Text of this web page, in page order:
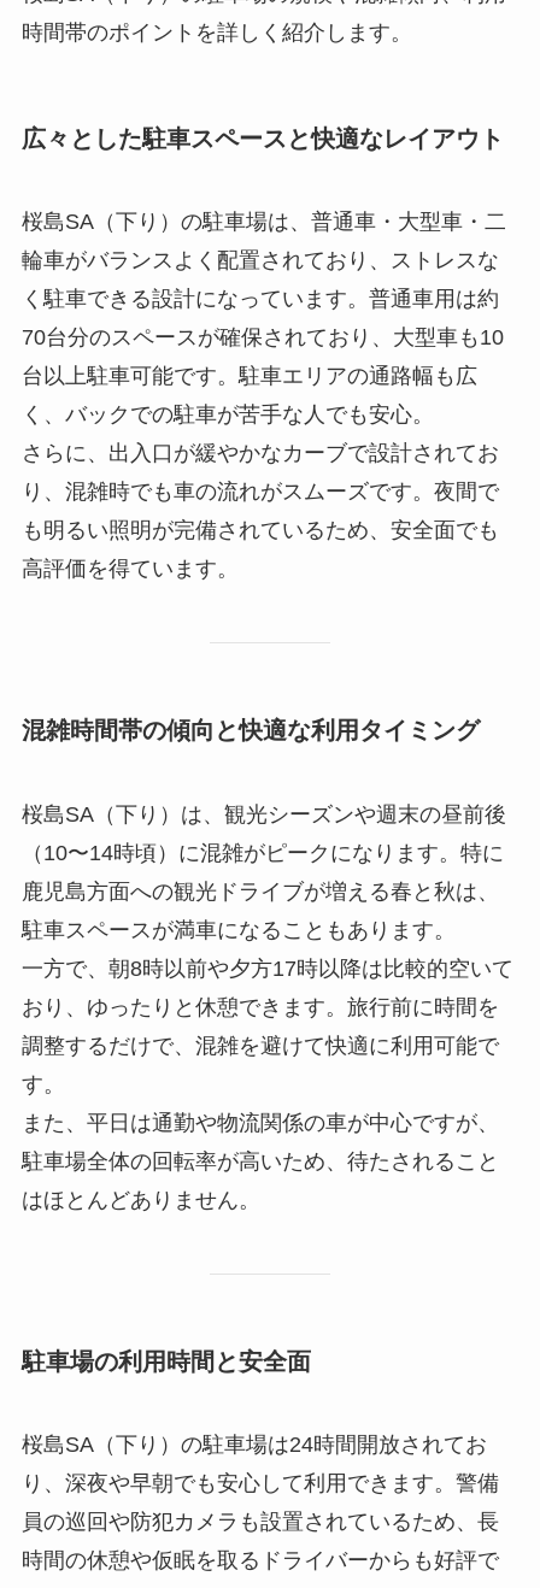
時間帯のポイントを詳しく紹介します。
広々とした駐車スペースと快適なレイアウト
桜島SA（下り）の駐車場は、普通車・大型車・二
輪車がバランスよく配置されており、ストレスな
く駐車できる設計になっています。普通車用は約
70台分のスペースが確保されており、大型車も10
台以上駐車可能です。駐車エリアの通路幅も広
く、バックでの駐車が苦手な人でも安心。
さらに、出入口が緩やかなカーブで設計されてお
り、混雑時でも車の流れがスムーズです。夜間で
も明るい照明が完備されているため、安全面でも
高評価を得ています。
混雑時間帯の傾向と快適な利用タイミング
桜島SA（下り）は、観光シーズンや週末の昼前後
（10〜14時頃）に混雑がピークになります。特に
鹿児島方面への観光ドライブが増える春と秋は、
駐車スペースが満車になることもあります。
一方で、朝8時以前や夕方17時以降は比較的空いて
おり、ゆったりと休憩できます。旅行前に時間を
調整するだけで、混雑を避けて快適に利用可能で
す。
また、平日は通勤や物流関係の車が中心ですが、
駐車場全体の回転率が高いため、待たされること
はほとんどありません。
駐車場の利用時間と安全面
桜島SA（下り）の駐車場は24時間開放されてお
り、深夜や早朝でも安心して利用できます。警備
員の巡回や防犯カメラも設置されているため、長
時間の休憩や仮眠を取るドライバーからも好評で